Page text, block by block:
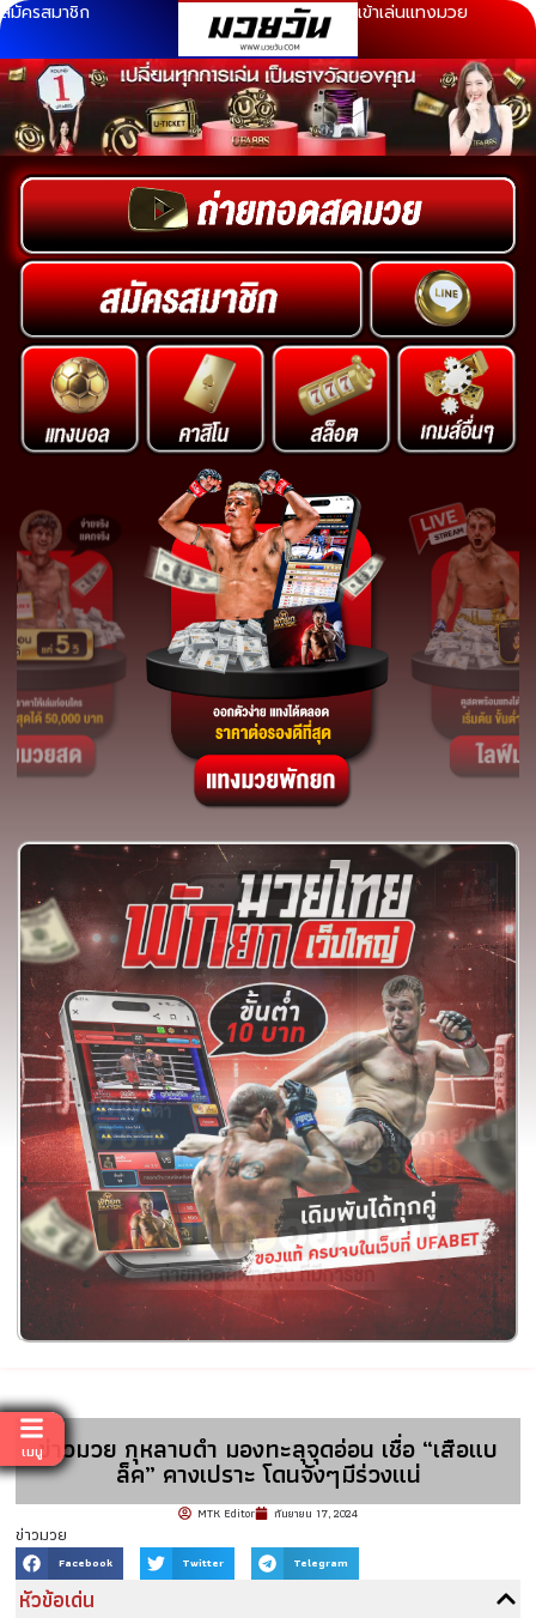
สมัครสมาชิก เข้าเล่นแทงมวย
เมนูข่าวมวย กุหลาบดำ มองทะลุจุดอ่อน เชื่อ “เสือแบ
ล็ค” คางเปราะ โดนจังๆมีร่วงแน่
MTK Editor กันยายน 17, 2024
ข่าวมวย
Facebook Twitter Telegram
หัวข้อเด่น